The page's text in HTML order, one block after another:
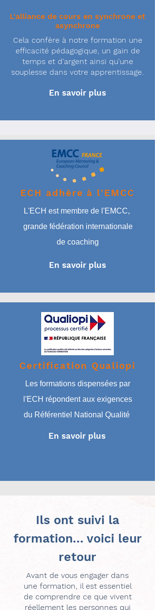
L'alliance de cours en synchrone et
asynchrone
Cela confère à notre formation une
efficacité pédagogique, un gain de
temps et d'argent ainsi qu'une
souplesse dans votre apprentissage.
En savoir plus
ECH adhère à l'EMCC
L'ECH est membre de l'EMCC,
grande fédération internationale
de coaching
En savoir plus
Certification Qualiopi
Les formations dispensées par
l'ECH répondent aux exigences
du Référentiel National Qualité
En savoir plus
Ils ont suivi la
formation… voici leur
retour
Avant de vous engager dans
une formation, il est essentiel
de comprendre ce que vivent
réellement les personnes qui